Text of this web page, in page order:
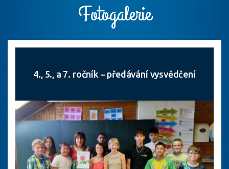
Fotogalerie
4., 5., a 7. ročník – předávání vysvědčení